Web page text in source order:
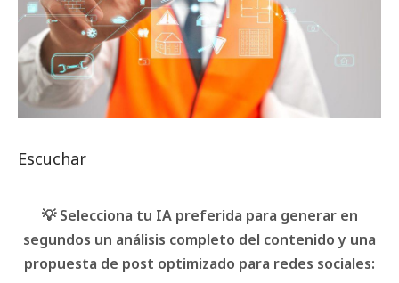
Escuchar
💡 Selecciona tu IA preferida para generar en
segundos un análisis completo del contenido y una
propuesta de post optimizado para redes sociales: